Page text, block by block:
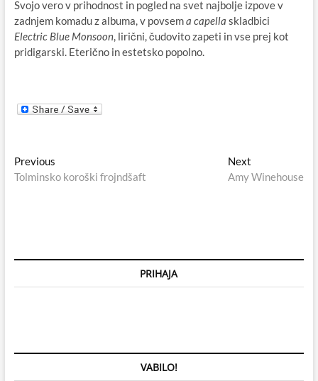
Svojo vero v prihodnost in pogled na svet najbolje izpove v
zadnjem komadu z albuma, v povsema capella skladbici
Electric Blue Monsoon, lirični, čudovito zapeti in vse prej kot
pridigarski. Eterično in estetsko popolno.
Navigacija
prispevka
PreviousPrevious
post:
Tolminsko koroški frojndšaft
Next
post:
Amy Winehouse
PRIHAJA
VABILO!